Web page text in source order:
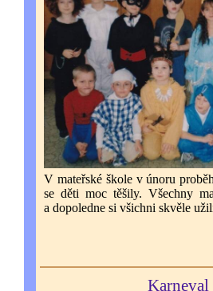
V mateřské škole v únoru
se děti moc těšily. Všechny
a dopoledne si všichni skvěle
Karneval